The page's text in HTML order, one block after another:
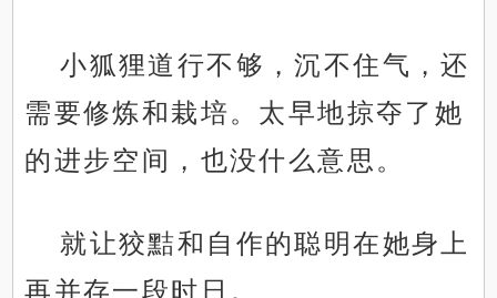
小狐狸道行不够，沉不住气，还
需要修炼和栽培。太早地掠夺了她
的进步空间，也没什么意思。
就让狡黠和自作的聪明在她身上
再并存一段时日。